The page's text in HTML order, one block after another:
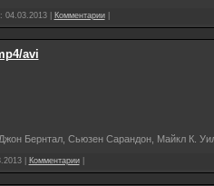
04.03.2013| Комментарии|
avi
Бернтал, Сьюзен Сарандон, Майкл К.
| Комментарии|